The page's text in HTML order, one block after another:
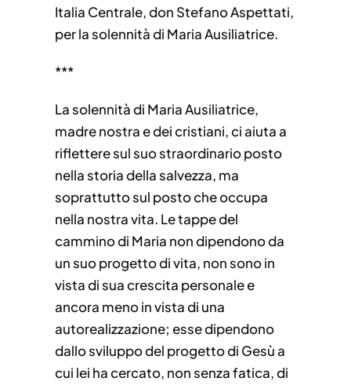
Italia Centrale, don Stefano Aspettati,
per la solennità di Maria Ausiliatrice.
***
La solennità di Maria Ausiliatrice,
madre nostra e dei cristiani, ci aiuta a
riflettere sul suo straordinario posto
nella storia della salvezza, ma
soprattutto sul posto che occupa
nella nostra vita. Le tappe del
cammino di Maria non dipendono da
un suo progetto di vita, non sono in
vista di sua crescita personale e
ancora meno in vista di una
autorealizzazione; esse dipendono
dallo sviluppo del progetto di Gesù a
cui lei ha cercato, non senza fatica, di